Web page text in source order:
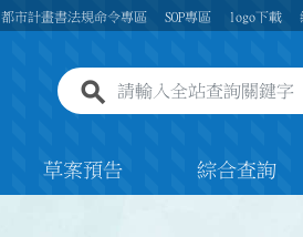
都市計畫書法規命令專區 SOP專區 logo下載
全站查詢關鍵字欄位
草案預告 綜合查詢